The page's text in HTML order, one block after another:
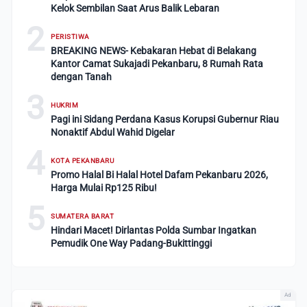
Kelok Sembilan Saat Arus Balik Lebaran
2 PERISTIWA
BREAKING NEWS- Kebakaran Hebat di Belakang
Kantor Camat Sukajadi Pekanbaru, 8 Rumah Rata
dengan Tanah
3 HUKRIM
Pagi ini Sidang Perdana Kasus Korupsi Gubernur Riau
Nonaktif Abdul Wahid Digelar
4 KOTA PEKANBARU
Promo Halal Bi Halal Hotel Dafam Pekanbaru 2026,
Harga Mulai Rp125 Ribu!
5 SUMATERA BARAT
Hindari Macet! Dirlantas Polda Sumbar Ingatkan
Pemudik One Way Padang-Bukittinggi
Ad